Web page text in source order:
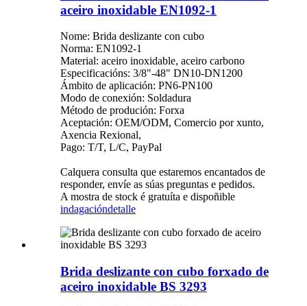
aceiro inoxidable EN1092-1
Nome: Brida deslizante con cubo
Norma: EN1092-1
Material: aceiro inoxidable, aceiro carbono
Especificacións: 3/8"-48" DN10-DN1200
Ámbito de aplicación: PN6-PN100
Modo de conexión: Soldadura
Método de produción: Forxa
Aceptación: OEM/ODM, Comercio por xunto,
Axencia Rexional,
Pago: T/T, L/C, PayPal
Calquera consulta que estaremos encantados de
responder, envíe as súas preguntas e pedidos.
A mostra de stock é gratuíta e dispoñible
indagacióndetalle
Brida deslizante con cubo forxado de
aceiro inoxidable BS 3293